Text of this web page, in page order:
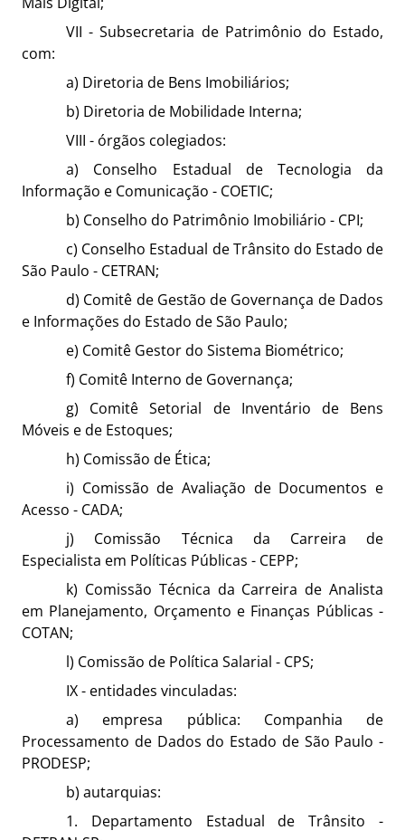
VII - Subsecretaria de Patrimônio do Estado,
com:
a) Diretoria de Bens Imobiliários;
b) Diretoria de Mobilidade Interna;
VIII - órgãos colegiados:
a) Conselho Estadual de Tecnologia da
Informação e Comunicação - COETIC;
b) Conselho do Patrimônio Imobiliário - CPI;
c) Conselho Estadual de Trânsito do Estado de
São Paulo - CETRAN;
d) Comitê de Gestão de Governança de Dados
e Informações do Estado de São Paulo;
e) Comitê Gestor do Sistema Biométrico;
f) Comitê Interno de Governança;
g) Comitê Setorial de Inventário de Bens
Móveis e de Estoques;
h) Comissão de Ética;
i) Comissão de Avaliação de Documentos e
Acesso - CADA;
j) Comissão Técnica da Carreira de
Especialista em Políticas Públicas - CEPP;
k) Comissão Técnica da Carreira de Analista
em Planejamento, Orçamento e Finanças Públicas -
COTAN;
l) Comissão de Política Salarial - CPS;
IX - entidades vinculadas:
a) empresa pública: Companhia de
Processamento de Dados do Estado de São Paulo -
PRODESP;
b) autarquias:
1. Departamento Estadual de Trânsito -